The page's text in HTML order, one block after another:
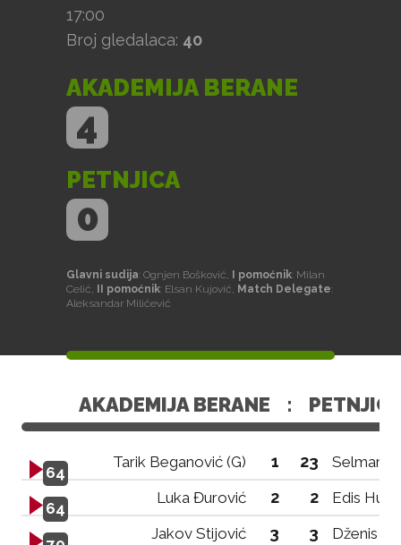
17:00
Broj gledalaca: 40
AKADEMIJA BERANE
4
PETNJICA
0
Glavni sudija: Ognjen Bošković, I pomoćnik: Milan
Celić,
II pomoćnik: Elsan Kujović, Match Delegate:
Aleksandar Milićević
AKADEMIJA BERANE :
64
Tarik Beganović (G) 1 23 Selman
64
Luka Đurović 2 2 Edis
Jakov Stijović 3 3
Dženis